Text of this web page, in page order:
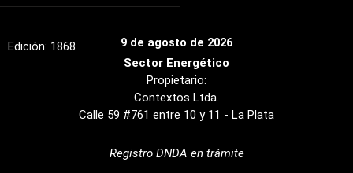
9 de agosto de 2026
Edición: 1868
Sector Energético
Propietario:
Contextos Ltda.
Calle 59 #761 entre 10 y 11 - La Plata
Registro DNDA en trámite